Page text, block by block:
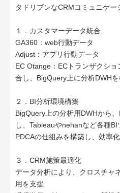
タドリブンなCRMコミュニケ
１．カスタマーデータ統合
GA360：web行動データ
Adjust：アプリ行動データ
EC Otange：ECトランザクシ
合し、BigQuery上に分析DWH
２．BI分析環境構築
BigQuery上の分析用DWHから
し、Tableauやnehanなど各種
PDCAの仕組みを構築し、効率
３．CRM施策最適化
データ分析により、クロスチャ
用を支援